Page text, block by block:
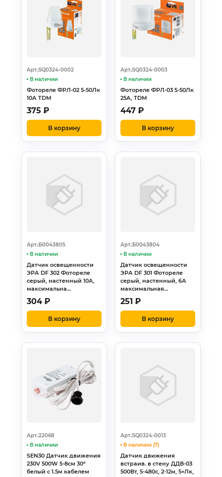
Арт.:SQ0324-0002
В наличии
Фотореле ФРЛ-02 5-50Лк
10А TDM
375 ₽
В корзину
Арт.:SQ0324-0003
В наличии
Фотореле ФРЛ-03 5-50Лк
25А, TDM
447 ₽
В корзину
Арт.:Б0043805
В наличии
Датчик освещенности
ЭРА DF 302 Фотореле
серый, настенный 10А,
максимальна…
304 ₽
В корзину
Арт.:Б0043804
В наличии
Датчик освещенности
ЭРА DF 301 Фотореле
серый, настенный, 6А
максимальная…
251 ₽
В корзину
Арт.:22068
В наличии
SEN30 Датчик движения
230V 500W 5-8см 30°
белый с 1.5м кабелем
Арт.:SQ0324-0013
В наличии (7)
Датчик движения
встраив. в стену ДДВ-03
500Вт, 5-480с, 2-12м, 5+Лк,